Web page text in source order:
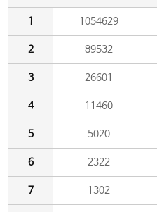
1 1054629
2 89532
3 26601
4 11460
5 5020
6 2322
7 1302